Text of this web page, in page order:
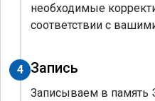
необходимые
соответствии с
4 Запись
Записываем в